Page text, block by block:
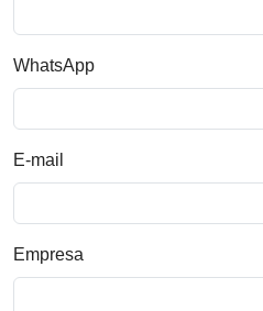
WhatsApp
E-mail
Empresa